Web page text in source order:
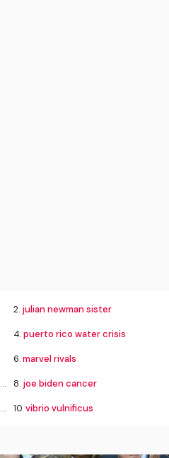
2. julian newman sister
4.puerto rico water crisis
6.marvel rivals
8. joe biden cancer
10.vibrio vulnificus